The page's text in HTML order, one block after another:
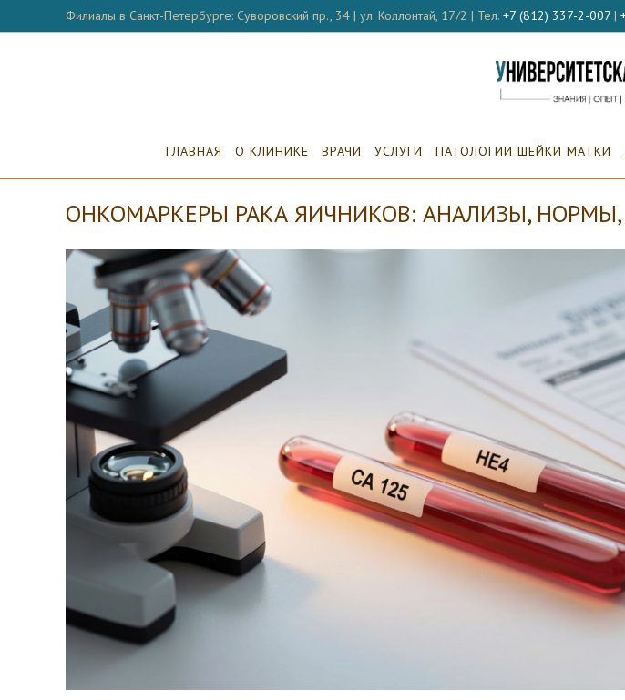
Филиалы в Санкт-Петербурге: Суворовский пр., 34 | ул. Коллонтай, 17/2 | Тел. +7 (812) 337-2-007 |
ГЛАВНАЯ О КЛИНИКЕ ВРАЧИ УСЛУГИ ПАТОЛОГИИ ШЕЙКИ МАТКИ
ОНКОМАРКЕРЫ РАКА ЯИЧНИКОВ: АНАЛИЗЫ,